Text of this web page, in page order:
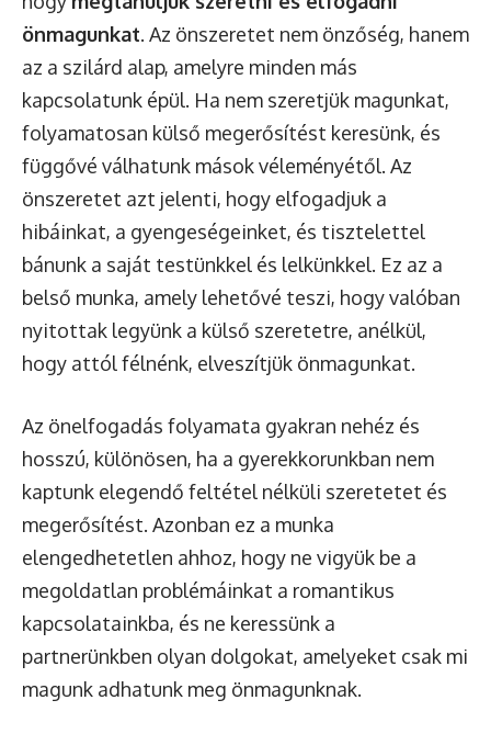
önmagunkat. Az önszeretet nem önzőség, hanem
az a szilárd alap, amelyre minden más
kapcsolatunk épül. Ha nem szeretjük magunkat,
folyamatosan külső megerősítést keresünk, és
függővé válhatunk mások véleményétől. Az
önszeretet azt jelenti, hogy elfogadjuk a
hibáinkat, a gyengeségeinket, és tisztelettel
bánunk a saját testünkkel és lelkünkkel. Ez az a
belső munka, amely lehetővé teszi, hogy valóban
nyitottak legyünk a külső szeretetre, anélkül,
hogy attól félnénk, elveszítjük önmagunkat.
Az önelfogadás folyamata gyakran nehéz és
hosszú, különösen, ha a gyerekkorunkban nem
kaptunk elegendő feltétel nélküli szeretetet és
megerősítést. Azonban ez a munka
elengedhetetlen ahhoz, hogy ne vigyük be a
megoldatlan problémáinkat a romantikus
kapcsolatainkba, és ne keressünk a
partnerünkben olyan dolgokat, amelyeket csak mi
magunk adhatunk meg önmagunknak.